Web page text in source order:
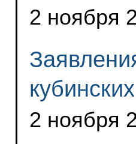
2 ноября
2 ноября